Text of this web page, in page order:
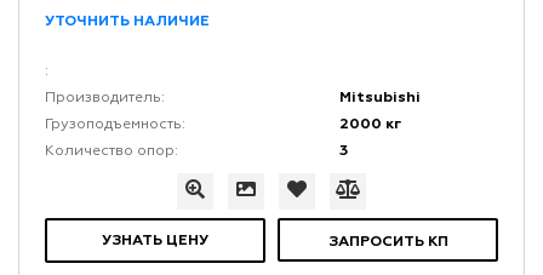
УТОЧНИТЬ НАЛИЧИЕ
:
Производитель:
Mitsubishi
Грузоподъемность: 2000 кг
Количество опор: 3
УЗНАТЬ ЦЕНУ ЗАПРОСИТЬ КП